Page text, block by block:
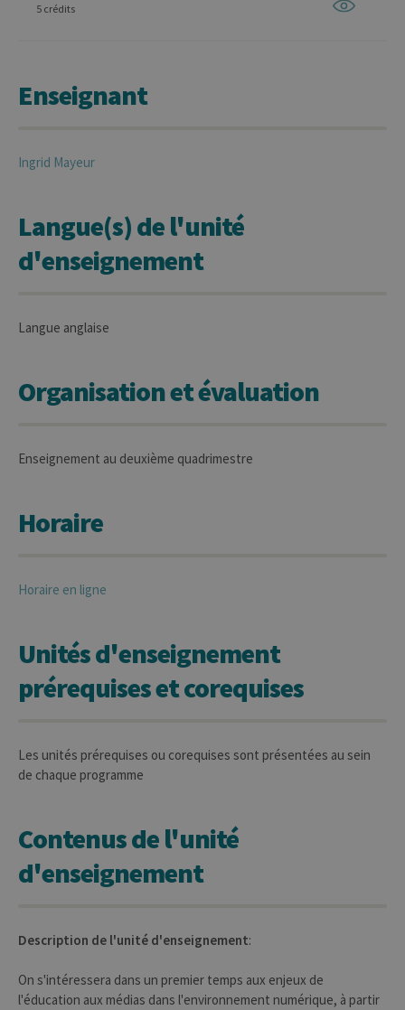
5 crédits
Enseignant
Ingrid Mayeur
Langue(s) de l'unité
d'enseignement
Langue anglaise
Organisation et évaluation
Enseignement au deuxième quadrimestre
Horaire
Horaire en ligne
Unités d'enseignement
prérequises et corequises
Les unités prérequises ou corequises sont présentées au sein
de chaque programme
Contenus de l'unité
d'enseignement
Description de l'unité d'enseignement:
On s'intéressera dans un premier temps aux enjeux de
l'éducation aux médias dans l'environnement numérique, à partir